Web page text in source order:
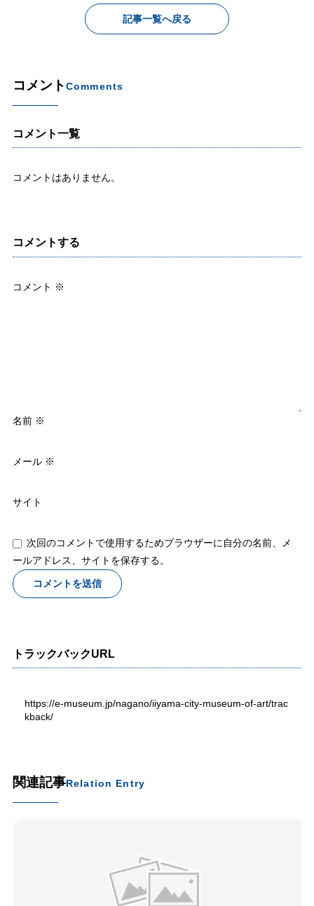
記事一覧へ戻る
コメントComments
コメント一覧
コメントはありません。
コメントする
コメント ※
名前 ※
メール ※
サイト
次回のコメントで使用するためブラウザーに自分の名前、メ
ールアドレス、サイトを保存する。
トラックバックURL
https://e-museum.jp/nagano/iiyama-city-museum-of-art/trac
kback/
関連記事Relation Entry